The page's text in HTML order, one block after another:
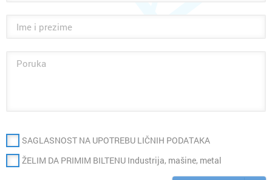
SAGLASNOST NA UPOTREBU LIČNIH PODATAKA
ŽELIM DA PRIMIM BILTENU Industrija, mašine, metal